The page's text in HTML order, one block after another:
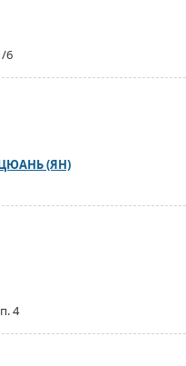
6
(ЯН)
4